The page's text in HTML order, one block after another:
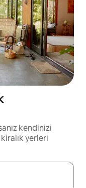
kendinizi
yerleri
ve aşağı oklarıyla